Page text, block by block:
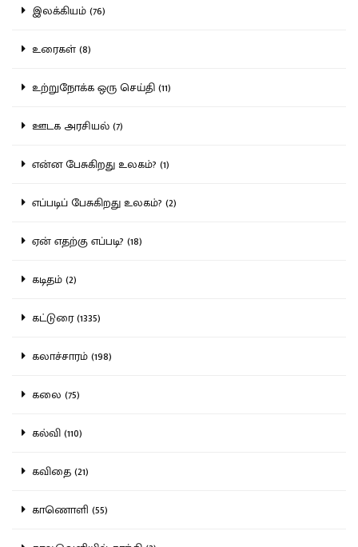
இலக்கியம் (76)
உரைகள் (8)
உற்றுநோக்க ஒரு செய்தி (11)
ஊடக அரசியல் (7)
என்ன பேசுகிறது உலகம்? (1)
எப்படிப் பேசுகிறது உலகம்? (2)
ஏன் எதற்கு எப்படி? (18)
கடிதம் (2)
கட்டுரை (1335)
கலாச்சாரம் (198)
கலை (75)
கல்வி (110)
கவிதை (21)
காணொளி (55)